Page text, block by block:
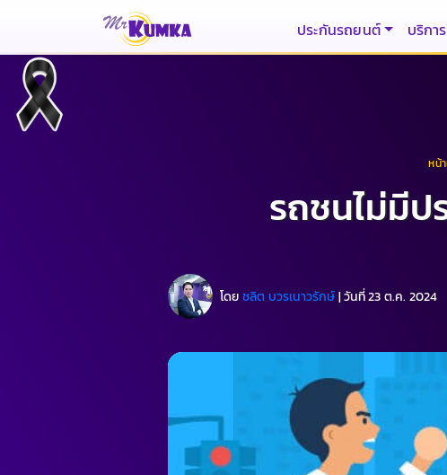
ประกันรถยนต์ บริกา
หน้
รถชนไม่มีป
โดยชลิต บวรเนาวรักษ์|วันที่ 23 ต.ค. 2024